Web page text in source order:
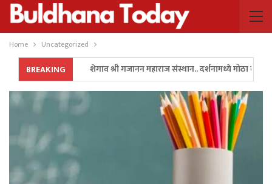
Home Uncategorized
BREAKING
शेगाव श्री गजानन महाराज संस्थान.. दर्शनामध्ये मोठा बदल..!
अन पालकमंत्री गुलाबराव पाटील यांनी रॅली थांबवून